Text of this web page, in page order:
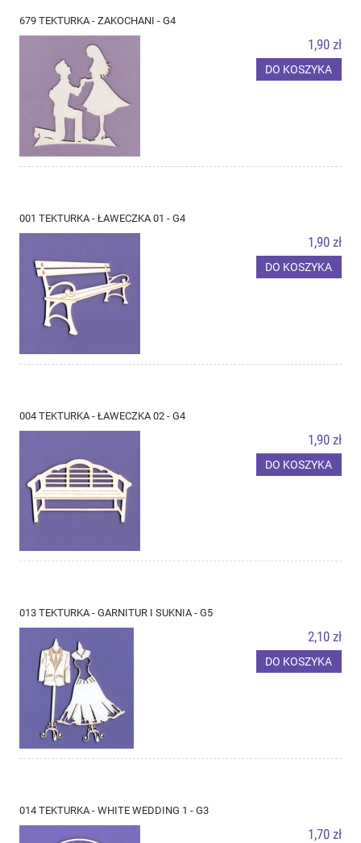
679 TEKTURKA - ZAKOCHANI - G4
1,90 zł
DO KOSZYKA
001 TEKTURKA - ŁAWECZKA 01 - G4
1,90 zł
DO KOSZYKA
004 TEKTURKA - ŁAWECZKA 02 - G4
1,90 zł
DO KOSZYKA
013 TEKTURKA - GARNITUR I SUKNIA - G5
2,10 zł
DO KOSZYKA
014 TEKTURKA - WHITE WEDDING 1 - G3
1,70 zł